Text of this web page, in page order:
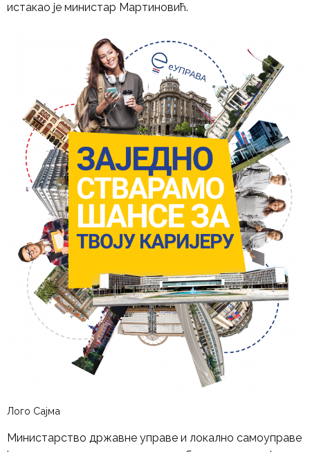
истакао је министар Мартиновић.
Лого Сајма
Министарство државне управе и локално самоуправе